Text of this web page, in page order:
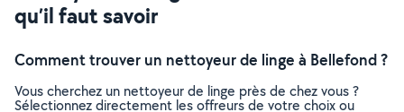
qu’il faut savoir
Comment trouver un nettoyeur de linge à Bellefond ?
Vous cherchez un nettoyeur de linge près de chez vous ?
Sélectionnez directement les offreurs de votre choix ou